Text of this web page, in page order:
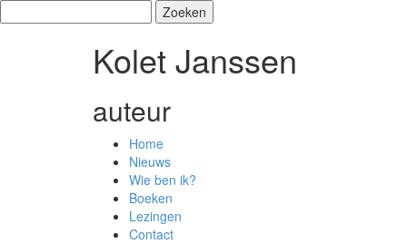
naar:
Kolet Janssen
auteur
Home
Nieuws
Wie ben ik?
Boeken
Lezingen
Contact